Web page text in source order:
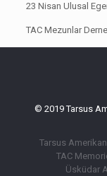
23 Nisan Ulusal
TAC Mezunlar
© 2019 Tarsus
Tarsus
TAC
Üsküdar